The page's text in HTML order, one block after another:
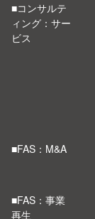
■コンサルテ
ィング：サー
ビス
■FAS：M&A
■FAS：事業
再生